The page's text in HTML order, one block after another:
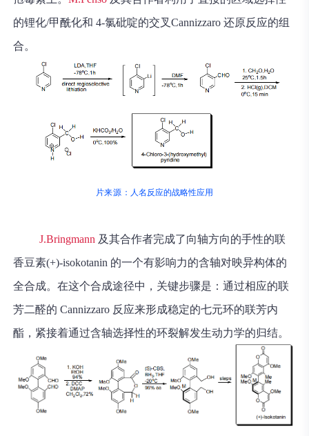
的锂化/甲酰化和 4-氯砒啶的交叉Cannizzaro 还原反应的组
合。
片来源： 人名反应的战略性应用
J.Bringmann 及其合作者完成了向轴方向的手性的联
香豆素(+)-isokotanin 的一个有影响力的含轴对映异构体的
全合成。在这个合成途径中，关键步骤是：通过相应的联
芳二醛的 Cannizzaro 反应来形成稳定的七元环的联芳内
酯，紧接着通过含轴选择性的环裂解发生动力学的归结。